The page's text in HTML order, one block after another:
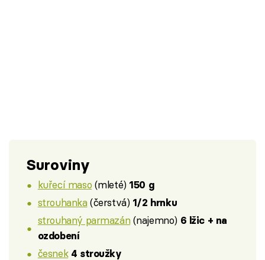
Suroviny
kuřecí maso (mleté) 150 g
strouhanka(čerstvá) 1/2 hrnku
strouhaný parmazán(najemno) 6 lžic + na
ozdobení
česnek 4 stroužky